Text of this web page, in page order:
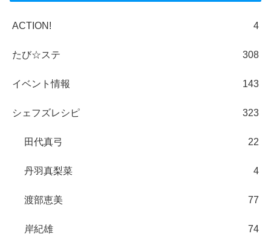
ACTION! 4
たび☆ステ 308
イベント情報 143
シェフズレシピ 323
田代真弓 22
丹羽真梨菜 4
渡部恵美 77
岸紀雄 74